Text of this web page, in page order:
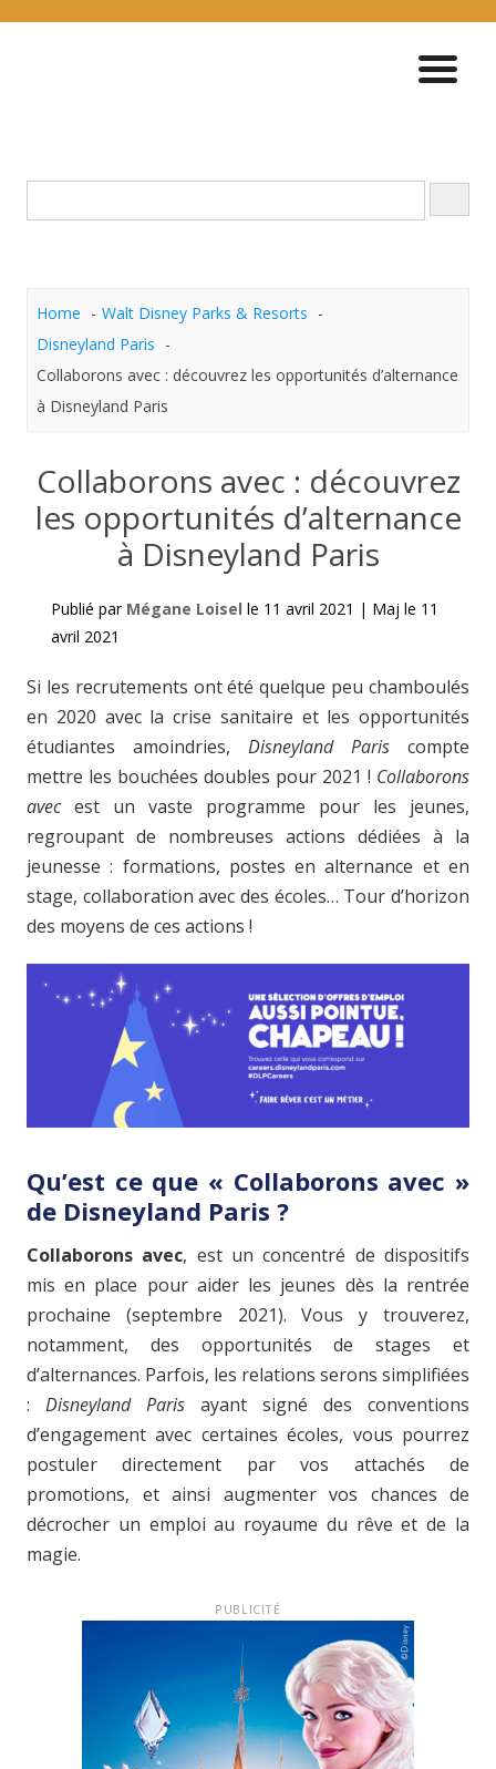
Home
Walt Disney Parks & Resorts
Disneyland Paris
Collaborons avec : découvrez les opportunités d’alternance
à Disneyland Paris
Collaborons avec : découvrez
les opportunités d’alternance
à Disneyland Paris
Publié par Mégane Loisel le 11 avril 2021 | Maj le 11
avril 2021
Si les recrutements ont été quelque peu chamboulés
en 2020 avec la crise sanitaire et les opportunités
étudiantes amoindries, Disneyland Paris compte
mettre les bouchées doubles pour 2021 ! Collaborons
avec est un vaste programme pour les jeunes,
regroupant de nombreuses actions dédiées à la
jeunesse : formations, postes en alternance et en
stage, collaboration avec des écoles… Tour d’horizon
des moyens de ces actions !
Qu’est ce que « Collaborons avec »
de Disneyland Paris ?
Collaborons avec, est un concentré de dispositifs
mis en place pour aider les jeunes dès la rentrée
prochaine (septembre 2021). Vous y trouverez,
notamment, des opportunités de stages et
d’alternances. Parfois, les relations serons simplifiées
: Disneyland Paris ayant signé des conventions
d’engagement avec certaines écoles, vous pourrez
postuler directement par vos attachés de
promotions, et ainsi augmenter vos chances de
décrocher un emploi au royaume du rêve et de la
magie.
PUBLICITÉ